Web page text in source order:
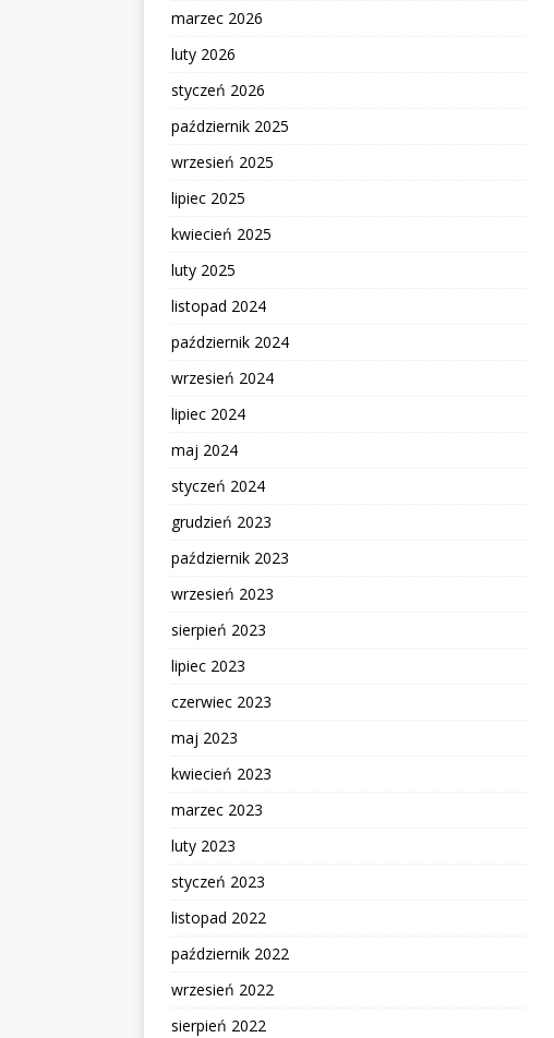
marzec 2026
luty 2026
styczeń 2026
październik 2025
wrzesień 2025
lipiec 2025
kwiecień 2025
luty 2025
listopad 2024
październik 2024
wrzesień 2024
lipiec 2024
maj 2024
styczeń 2024
grudzień 2023
październik 2023
wrzesień 2023
sierpień 2023
lipiec 2023
czerwiec 2023
maj 2023
kwiecień 2023
marzec 2023
luty 2023
styczeń 2023
listopad 2022
październik 2022
wrzesień 2022
sierpień 2022